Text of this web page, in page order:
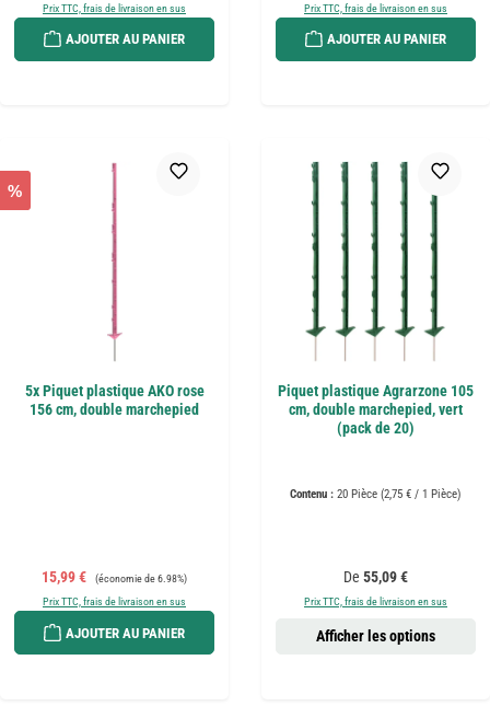
Prix TTC, frais de livraison en sus
AJOUTER AU PANIER
Prix TTC, frais de livraison en sus
AJOUTER AU PANIER
%
5x Piquet plastique AKO rose
156 cm, double marchepied
Prix de vente :
15,99 € Prix régulier :
(économie de 6.98%)
Prix TTC, frais de livraison en sus
AJOUTER AU PANIER
Piquet plastique Agrarzone 105
cm, double marchepied, vert
(pack de 20)
Contenu : 20 Pièce (2,75 € / 1 Pièce)
Prix régulier :
De 55,09 €
Prix TTC, frais de livraison en sus
Afficher les options